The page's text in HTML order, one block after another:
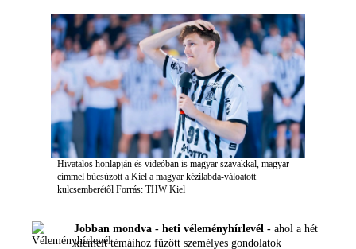
Hivatalos honlapján és videóban is magyar szavakkal, magyar
címmel búcsúzott a Kiel a magyar kézilabda-váloatott
kulcsemberétől Forrás: THW Kiel
Jobban mondva - heti véleményhírlevél - ahol a hét
kiemelt témáihoz fűzött személyes gondolatok